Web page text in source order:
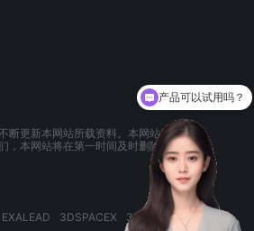
更新本网站所载资料。本网站所提供的
，本网站将在第一时间及时删除。
EXALEAD 3DSPACEX 3DEXPERIENCE
产品可以试用吗？